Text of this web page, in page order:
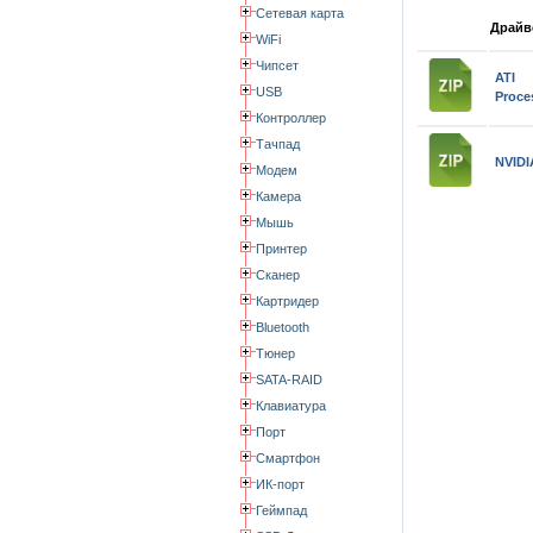
Сетевая карта
WiFi
Чипсет
USB
Контроллер
Тачпад
Модем
Камера
Мышь
Принтер
Сканер
Картридер
Bluetooth
Тюнер
SATA-RAID
Клавиатура
Порт
Смартфон
ИК-порт
Геймпад
ATI